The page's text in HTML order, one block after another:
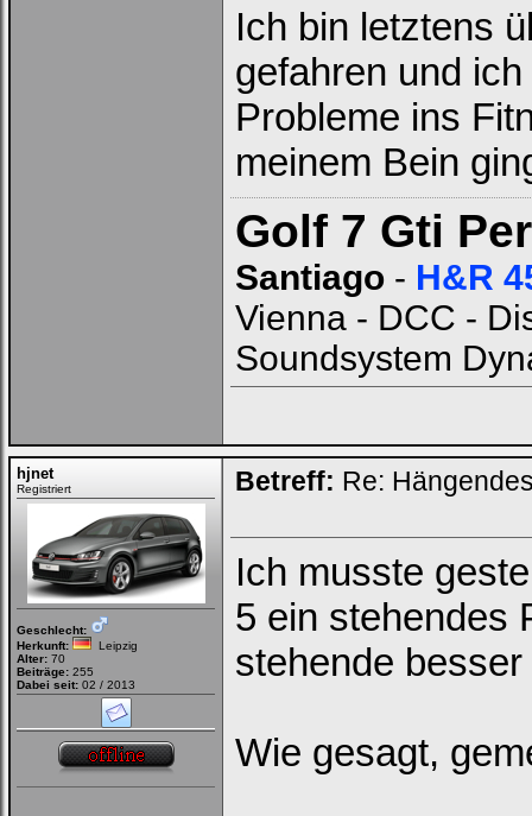
Ich bin letztens
gefahren und
Probleme ins
meinem Bein
Golf 7 Gti
Santiago - H&R
Vienna - DCC -
Soundsystem
hjnet
Registriert
Geschlecht:
Herkunft:
Leipzig
Alter: 70
Beiträge: 255
Dabei seit: 02 / 2013
Betreff: Re:
Ich musste
5 ein stehendes
stehende
Wie gesagt,